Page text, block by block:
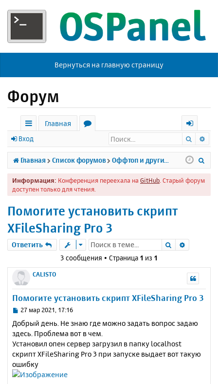
Вернуться на главную страницу
Форум
с
ы
л
к
Главная
р
у
м
х
о
д
Вход Поиск
Главная Список форумов
Информация: Конференция переехала на GitHub . Старый форум
доступен только для чтения.
Помогите установить скрипт
XFileSharing Pro 3
Ответить Поиск
3 сообщения • Страница 1 из 1
CALISTO
Помогите установить скрипт XFileSharing Pro 3
С
о
б
щ
е
н
и
е
27 мар 2021, 17:16
Добрый день. Не знаю где можно задать вопрос задаю
здесь. Проблема вот в чем.
Установил опен сервер загрузил в папку localhost
скрипт XFileSharing Pro 3 при запуске выдает вот такую
ошибку